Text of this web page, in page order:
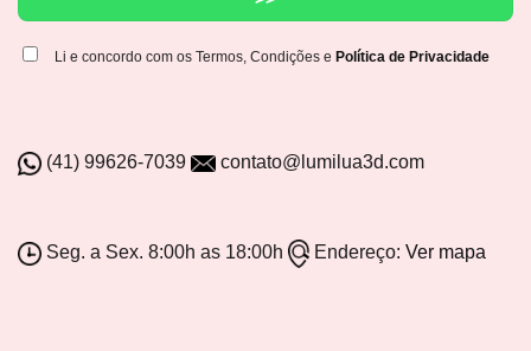
Li e concordo com os Termos, Condições e Política de Privacidade
(41) 99626-7039 contato@lumilua3d.com
Seg. a Sex. 8:00h as 18:00h Endereço: Ver mapa